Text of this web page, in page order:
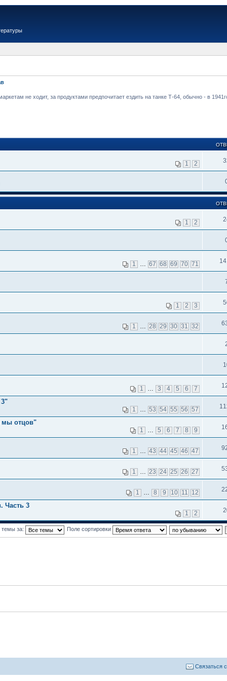
не ходит, за продуктами предпочитает ездить на танке Т-64, обычно - в
1 2
1 2
1 67 68 69 70 71
1 2 3
1 28 29 30 31 32
1 3 4 5 6 7
1 53 54 55 56 57
мы отцов"
1 5 6 7 8 9
1 43 44 45 46 47
1 23 24 25 26 27
1 8 9 10 11 12
Часть 3
1 2
темы за: Поле сортировки
Связаться